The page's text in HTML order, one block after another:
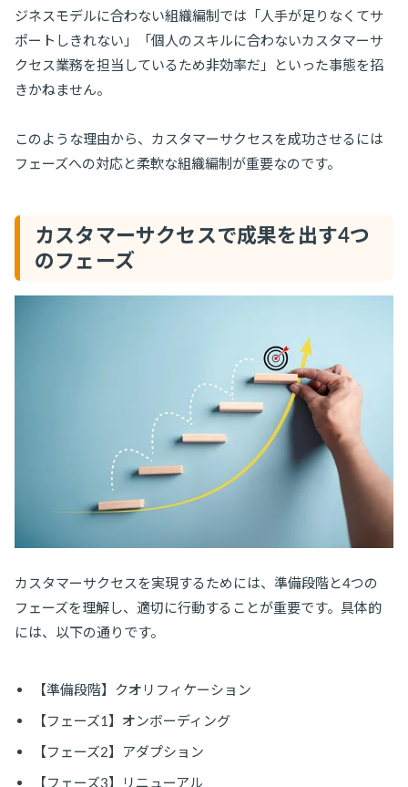
ジネスモデルに合わない組織編制では「人手が足りなくてサ
ポートしきれない」「個人のスキルに合わないカスタマーサ
クセス業務を担当しているため非効率だ」といった事態を招
きかねません。
このような理由から、カスタマーサクセスを成功させるには
フェーズへの対応と柔軟な組織編制が重要なのです。
カスタマーサクセスで成果を出す4つ
のフェーズ
カスタマーサクセスを実現するためには、準備段階と4つの
フェーズを理解し、適切に行動することが重要です。具体的
には、以下の通りです。
【準備段階】クオリフィケーション
【フェーズ1】オンボーディング
【フェーズ2】アダプション
【フェーズ3】リニューアル